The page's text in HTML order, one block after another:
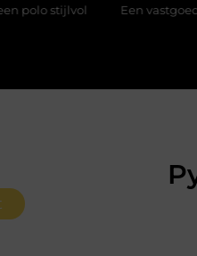
Een vastgoedcoach